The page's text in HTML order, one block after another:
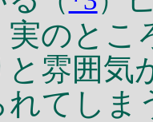
実のとこ
雰囲気
れてし